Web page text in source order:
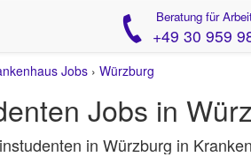
Beratung für
+49 30 959
Jobs › Würzburg
Jobs in
in Würzburg in